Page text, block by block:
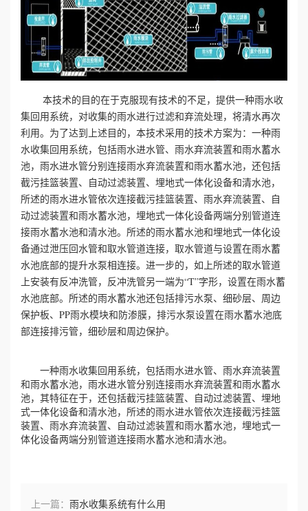
讯
荣
誉
资
系
本技术的目的在于克服现有技术的不足，提供一种雨水收
集回用系统，对收集的雨水进行过滤和弃流处理，将清水再次
利用。为了达到上述目的，本技术采用的技术方案为：一种雨
水收集回用系统，包括雨水进水管、雨水弃流装置和雨水蓄水
池，雨水进水管分别连接雨水弃流装置和雨水蓄水池，还包括
截污挂篮装置、自动过滤装置、埋地式一体化设备和清水池，
所述的雨水进水管依次连接截污挂篮装置、雨水弃流装置、自
动过滤装置和雨水蓄水池，埋地式一体化设备两端分别管道连
接雨水蓄水池和清水池。所述的雨水蓄水池和埋地式一体化设
备通过泄压回水管和取水管道连接，取水管道与设置在雨水蓄
水池底部的提升水泵相连接。进一步的，如上所述的取水管道
上安装有反冲洗管，反冲洗管另一端为“T”字形，设置在雨水蓄
水池底部。所述的雨水蓄水池还包括排污水泵、细砂层、周边
保护板、PP雨水模块和防渗膜，排污水泵设置在雨水蓄水池底
部连接排污管，细砂层和周边保护。
一种雨水收集回用系统，包括雨水进水管、雨水弃流装置
和雨水蓄水池，雨水进水管分别连接雨水弃流装置和雨水蓄水
池，其特征在于，还包括截污挂篮装置、自动过滤装置、埋地
式一体化设备和清水池，所述的雨水进水管依次连接截污挂篮
装置、雨水弃流装置、自动过滤装置和雨水蓄水池，埋地式一
体化设备两端分别管道连接雨水蓄水池和清水池。
上一篇： 雨水收集系统有什么用